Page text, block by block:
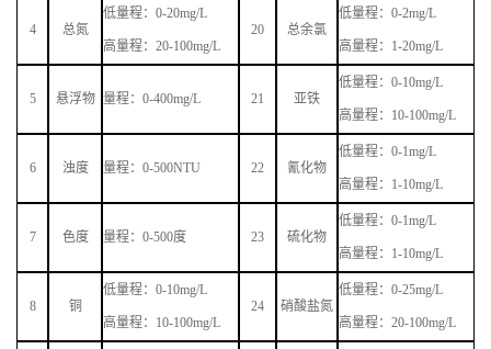
4 总氮
低量程：0-20mg/L
高量程：20-100mg/L
20 总余氯
低量程：0-2mg/L
高量程： 1-20mg/L
5 悬浮物 量程：0-400mg/L 21 亚铁
低量程：0-10mg/L
高量程： 10-100mg/L
6 浊度 量程：0-500NTU 22 氰化物
低量程：0-1mg/L
高量程： 1-10mg/L
7 色度 量程：0-500度 23 硫化物
低量程：0-1mg/L
高量程： 1-10mg/L
8 铜
低量程：0-10mg/L
高量程： 10-100mg/L
24 硝酸盐氮
低量程：0-25mg/L
高量程：20-100mg/L